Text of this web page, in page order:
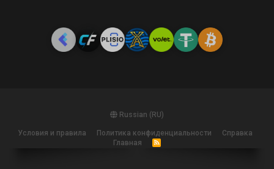
Russian (RU)
Условия и правила Политика конфиденциальности
Справка
Главная
R